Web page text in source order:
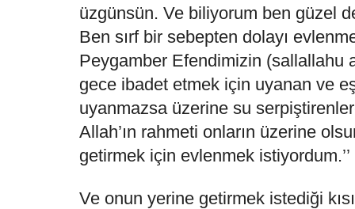
üzgünsün. Ve biliyorum ben güzel
Ben sırf bir sebepten dolayı
Peygamber Efendimizin (sallallahu
gece ibadet etmek için uyanan ve
uyanmazsa üzerine su
Allah’ın rahmeti onların üzerine
getirmek için evlenmek istiyordum.’’
Ve onun yerine getirmek istediği